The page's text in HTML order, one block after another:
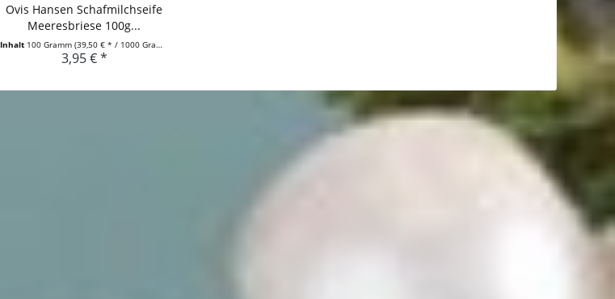
Ovis Hansen Schafmilchseife
Meeresbriese 100g...
Inhalt 100 Gramm (39,50 € * / 1000 Gramm)
3,95 € *